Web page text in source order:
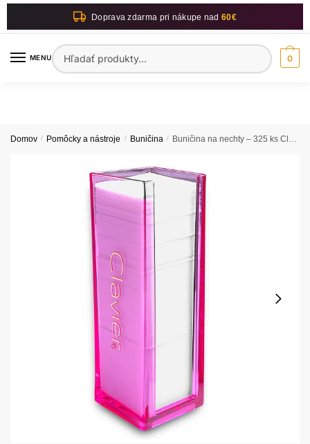
Skip
Skip
Doprava zdarma pri nákupe nad60€
MENUHľadať:
0
Domov / Pomôcky a nástroje / Buničina / Buničina na nechty – 325 ks Clavier v nádobe